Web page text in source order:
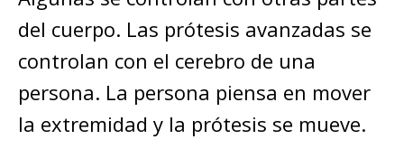
del cuerpo. Las prótesis avanzadas se
controlan con el cerebro de una
persona. La persona piensa en mover
la extremidad y la prótesis se mueve.